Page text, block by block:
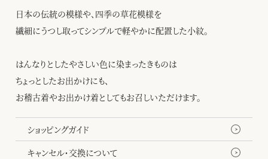
日本の伝統の模様や、四季の草花模様を
繊細にうつし取ってシンプルで軽やかに配置した小紋。
はんなりとしたやさしい色に染まったきものは
ちょっとしたお出かけにも、
お稽古着やお出かけ着としてもお召しいただけます。
ショッピングガイド
キャンセル・交換について